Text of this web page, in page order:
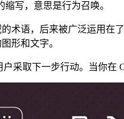
缩写，意思是行为召唤。
术语，后来被广泛运用在
形和文字。
采取下一步行动。当你在